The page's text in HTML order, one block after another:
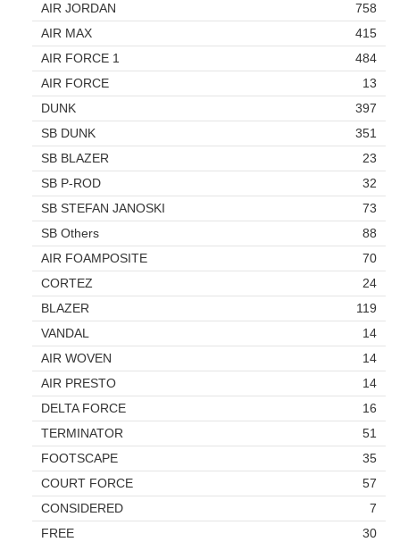
AIR JORDAN
758
AIR MAX
415
AIR FORCE 1
484
AIR FORCE
13
DUNK
397
SB DUNK
351
SB BLAZER
23
SB P-ROD
32
SB STEFAN JANOSKI
73
SB Others
88
AIR FOAMPOSITE
70
CORTEZ
24
BLAZER
119
VANDAL
14
AIR WOVEN
14
AIR PRESTO
14
DELTA FORCE
16
TERMINATOR
51
FOOTSCAPE
35
COURT FORCE
57
CONSIDERED
7
FREE
30